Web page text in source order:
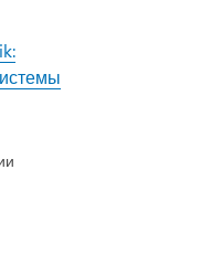
совместимость»